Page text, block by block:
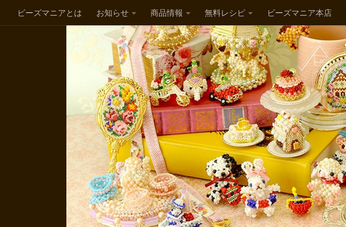
ビーズマニアとは お知らせ 商品情報 無料レシピ ビーズマニア本店